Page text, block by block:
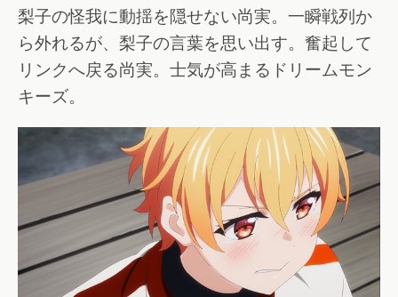
梨子の怪我に動揺を隠せない尚実。一瞬戦列か
ら外れるが、梨子の言葉を思い出す。奮起して
リンクへ戻る尚実。士気が高まるドリームモン
キーズ。